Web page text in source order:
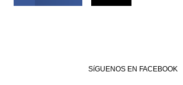
SíGUENOS EN FACEBOOK